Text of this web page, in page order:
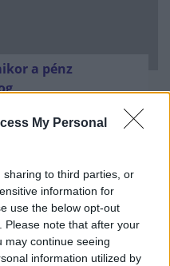
My Personal
to third parties, or
information for
use the below opt-out
Please note that after your
may continue seeing
information utilized by
a pénz